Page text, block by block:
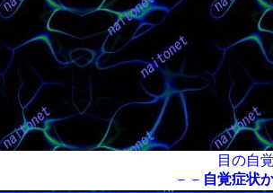
目の自
－－ 自覚症状